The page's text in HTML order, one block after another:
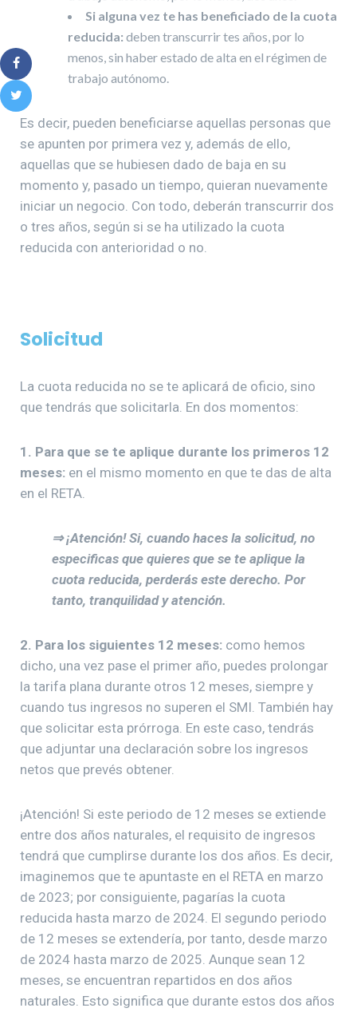
Si alguna vez te has beneficiado de la cuota
reducida: deben transcurrir tes años, por lo
menos, sin haber estado de alta en el régimen de
trabajo autónomo.
Es decir, pueden beneficiarse aquellas personas que
se apunten por primera vez y, además de ello,
aquellas que se hubiesen dado de baja en su
momento y, pasado un tiempo, quieran nuevamente
iniciar un negocio. Con todo, deberán transcurrir dos
o tres años, según si se ha utilizado la cuota
reducida con anterioridad o no.
Solicitud
La cuota reducida no se te aplicará de oficio, sino
que tendrás que solicitarla. En dos momentos:
1. Para que se te aplique durante los primeros 12
meses: en el mismo momento en que te das de alta
en el RETA.
⇒ ¡Atención! Si, cuando haces la solicitud, no
especificas que quieres que se te aplique la
cuota reducida, perderás este derecho. Por
tanto, tranquilidad y atención.
2. Para los siguientes 12 meses: como hemos
dicho, una vez pase el primer año, puedes prolongar
la tarifa plana durante otros 12 meses, siempre y
cuando tus ingresos no superen el SMI. También hay
que solicitar esta prórroga. En este caso, tendrás
que adjuntar una declaración sobre los ingresos
netos que prevés obtener.
¡Atención! Si este periodo de 12 meses se extiende
entre dos años naturales, el requisito de ingresos
tendrá que cumplirse durante los dos años. Es decir,
imaginemos que te apuntaste en el RETA en marzo
de 2023; por consiguiente, pagarías la cuota
reducida hasta marzo de 2024. El segundo periodo
de 12 meses se extendería, por tanto, desde marzo
de 2024 hasta marzo de 2025. Aunque sean 12
meses, se encuentran repartidos en dos años
naturales. Esto significa que durante estos dos años